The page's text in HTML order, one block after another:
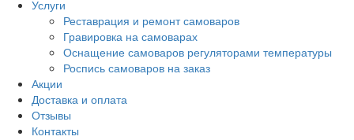
Услуги
Реставрация и ремонт самоваров
Гравировка на самоварах
Оснащение самоваров регуляторами температуры
Роспись самоваров на заказ
Акции
Доставка и оплата
Отзывы
Контакты